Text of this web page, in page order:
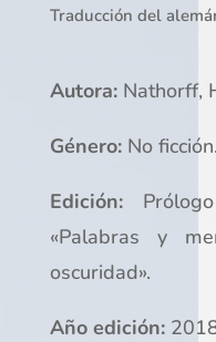
Traducción del
Autora:Nathorff,
Género: No
Edición:
«Palabras y
oscuridad».
Año edición: